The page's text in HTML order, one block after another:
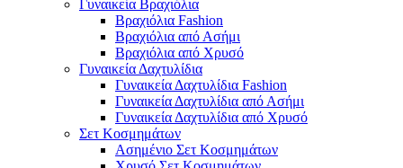
Γυναικεία Βραχιόλια
Βραχιόλια Fashion
Βραχιόλια από Ασήμι
Βραχιόλια από Χρυσό
Γυναικεία Δαχτυλίδια
Γυναικεία Δαχτυλίδια Fashion
Γυναικεία Δαχτυλίδια από Ασήμι
Γυναικεία Δαχτυλίδια από Χρυσό
Σετ Κοσμημάτων
Ασημένιο Σετ Κοσμημάτων